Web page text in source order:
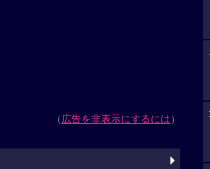
（広告を非表示にするには）